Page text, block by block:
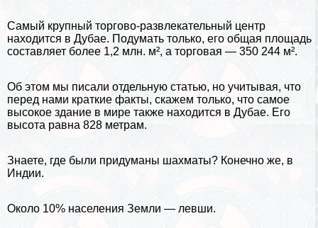
Самый крупный торгово-развлекательный центр
находится в Дубае. Подумать только, его общая площадь
составляет более 1,2 млн. м², а торговая — 350 244 м².
Об этом мы писали отдельную статью, но учитывая, что
перед нами краткие факты, скажем только, что самое
высокое здание в мире также находится в Дубае. Его
высота равна 828 метрам.
Знаете, где были придуманы шахматы? Конечно же, в
Индии.
Около 10% населения Земли — левши.